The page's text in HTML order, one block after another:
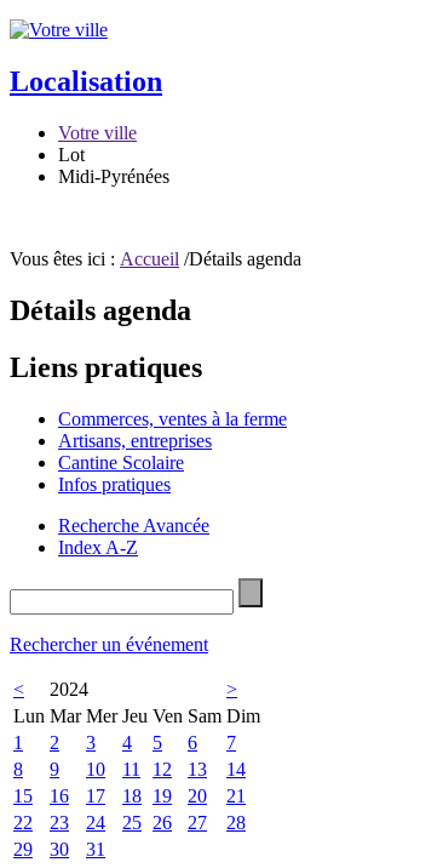
Localisation
Votre ville
Lot
Midi-Pyrénées
Vous êtes ici : Accueil /Détails agenda
Détails agenda
Liens pratiques
Commerces, ventes à la ferme
Artisans, entreprises
Cantine Scolaire
Infos pratiques
Recherche Avancée
Index A-Z
Rechercher un événement
< 2024
>
Lun Mar Mer Jeu Ven Sam Dim
1
2 3 4 5 6
7
8
9 10 11 12 13
14
15
16 17 18 19 20
21
22
23 24 25 26 27
28
29
30
31